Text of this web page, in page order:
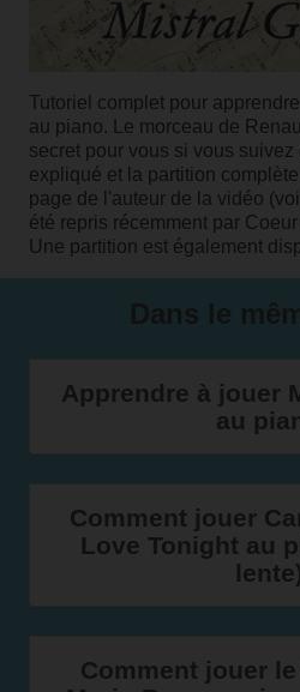
Tutoriel complet pour
au piano. Le morceau de
secret pour vous si vous suivez
expliqué et la partition
page de l'auteur de la vidéo (
été repris récemment par
Une partition est également
Apprendre à jouer
au
Comment jouer
Love Tonight au
Comment jouer